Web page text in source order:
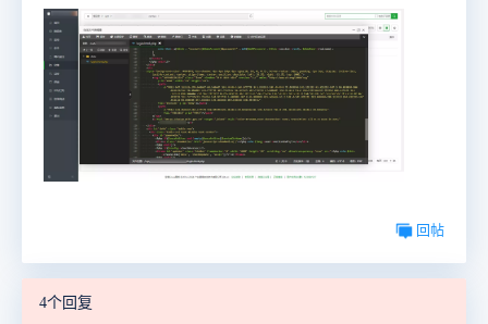
回帖
4个回复